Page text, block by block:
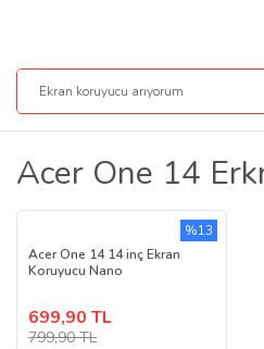
Acer One 14
Acer One 14 14 inç Ekran
Koruyucu Nano
699,90 TL
799,90 TL
%13